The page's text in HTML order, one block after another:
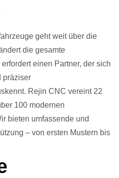
geht weit über die
die gesamte
einen Partner, der sich
präziser
Rejin CNC vereint 22
100 modernen
bieten umfassende und
– von ersten Mustern bis